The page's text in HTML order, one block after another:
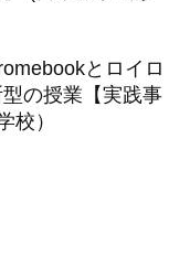
とロイロ
の授業【実践事
校）